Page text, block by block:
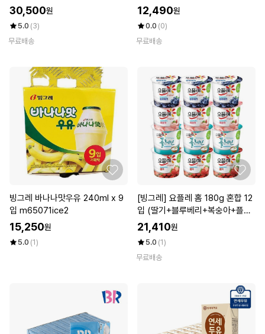
30,500원
5.0 (3)
무료배송
12,490원
0.0 (0)
무료배송
빙그레 바나나맛우유 240ml x 9
입 m65071ice2
15,250원
5.0 (1)
[빙그레] 요플레 홈 180g 혼합 12
입 (딸기+블루베리+복숭아+플레
인 각 3개씩) / 요거트
21,410원
5.0 (1)
무료배송